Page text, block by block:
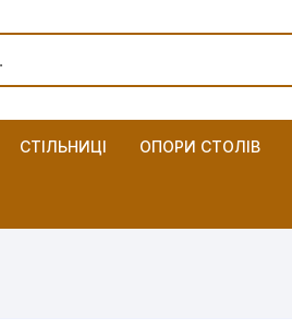
СТІЛЬНИЦІ ОПОРИ СТОЛІВ